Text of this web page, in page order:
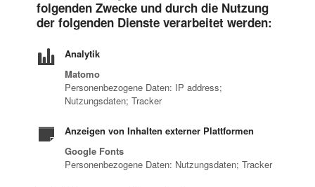
folgenden Zwecke und durch die Nutzung
der folgenden Dienste verarbeitet werden:
Analytik
Matomo
Personenbezogene Daten: IP address;
Nutzungsdaten; Tracker
Anzeigen von Inhalten externer Plattformen
Google Fonts
Personenbezogene Daten: Nutzungsdaten; Tracker